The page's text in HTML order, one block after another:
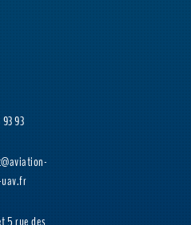
93